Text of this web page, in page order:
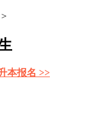
>
本报名 >>